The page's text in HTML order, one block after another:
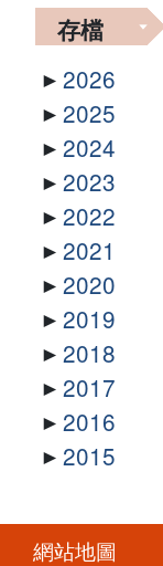
存檔
2026
2025
2024
2023
2022
2021
2020
2019
2018
2017
2016
2015
網站地圖